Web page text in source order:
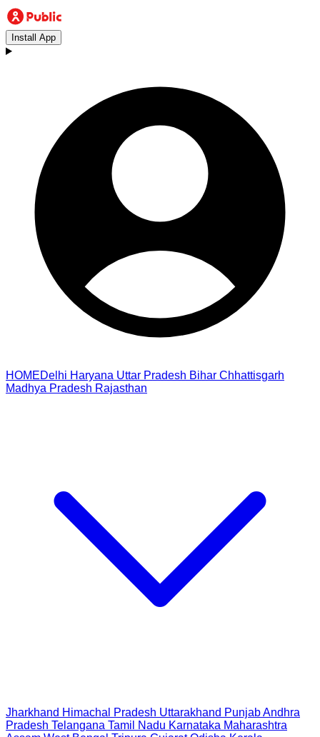
Install App
HOMEDelhi Haryana Uttar Pradesh Bihar Chhattisgarh
Madhya Pradesh Rajasthan
Jharkhand Himachal Pradesh Uttarakhand PunjabAndhra
Pradesh Telangana Tamil Nadu Karnataka Maharashtra